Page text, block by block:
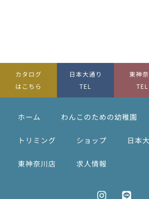
カタログ
はこちら
日本大通り
TEL
東神
TEL
ホーム わんこのための幼稚園
トリミング ショップ 日本
東神奈川店 求人情報